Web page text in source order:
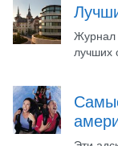
Журнал
лучших